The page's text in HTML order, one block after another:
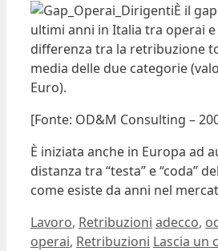
È il
ultimi anni in Italia tra operai
differenza tra la retribuzione
media delle due categorie
Euro).
[Fonte: OD&M Consulting –
È iniziata anche in Europa ad
distanza tra “testa” e “coda”
come esiste da anni nel
Categorie
Lavoro, Retribuzioni Tag
adecco,
operai, Retribuzioni Lascia un